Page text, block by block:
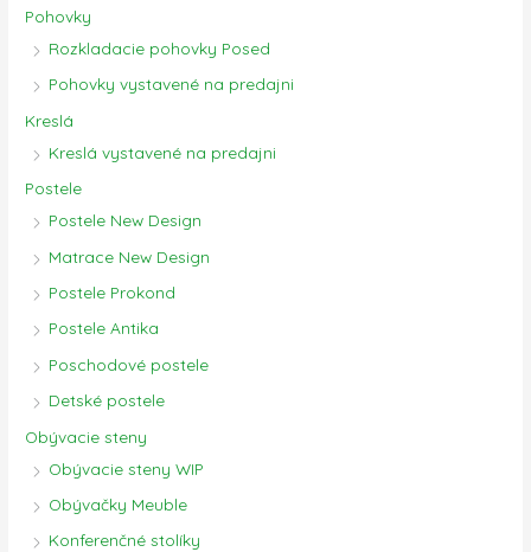
Pohovky
Rozkladacie pohovky Posed
Pohovky vystavené na predajni
Kreslá
Kreslá vystavené na predajni
Postele
Postele New Design
Matrace New Design
Postele Prokond
Postele Antika
Poschodové postele
Detské postele
Obývacie steny
Obývacie steny WIP
Obývačky Meuble
Konferenčné stolíky